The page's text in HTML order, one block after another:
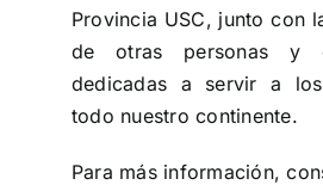
Provincia USC, junto con
de otras personas y
dedicadas a servir a
todo nuestro continente.
Para más información,